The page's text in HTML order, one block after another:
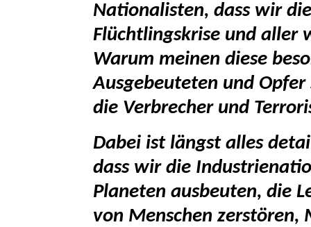
Nationalisten, dass wir
Flüchtlingskrise und aller
Warum meinen diese
Ausgebeuteten und
die Verbrecher und
Dabei ist längst alles
dass wir die
Planeten ausbeuten, die
von Menschen zerstören,